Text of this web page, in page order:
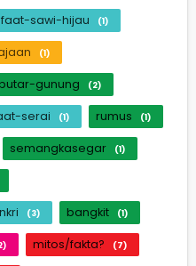
sawi-hijau (1)
(1)
gunung (2)
serai (1) rumus (1)
semangkasegar (1)
nkri (3) bangkit (1)
mitos/fakta? (7)